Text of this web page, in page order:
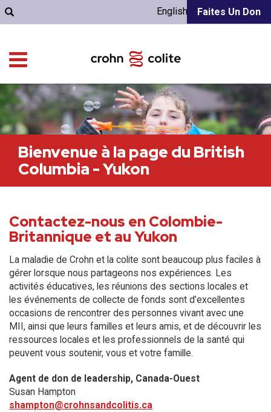
Faites Un Don
English
Bienvenue à la page du British
Columbia - Yukon
Contactez-nous en Colombie-
Britannique et au Yukon
La maladie de Crohn et la colite sont beaucoup plus faciles à
gérer lorsque nous partageons nos expériences. Les
activités éducatives, les réunions des sections locales et
les événements de collecte de fonds sont d’excellentes
occasions de rencontrer des personnes vivant avec une
MII, ainsi que leurs familles et leurs amis, et de découvrir les
ressources locales et les professionnels de la santé qui
peuvent vous soutenir, vous et votre famille.
Agent de don de leadership, Canada-Ouest
Susan Hampton
shampton@crohnsandcolitis.ca